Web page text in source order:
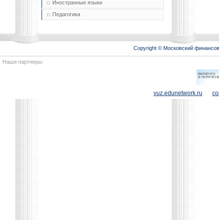
Иностранные языки
Педагогика
Copyright © Московский
Наши партнеры:
vuz.edunetwork.ru